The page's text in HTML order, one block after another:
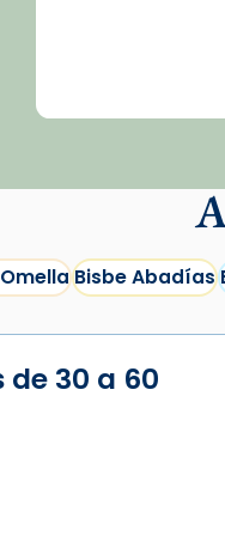
Bisbe Abadías
30 a 60